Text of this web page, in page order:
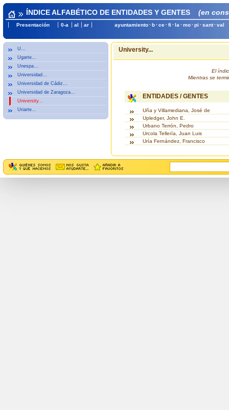
ÍNDICE ALFABÉTICO DE ENTIDADES Y GENTES (en
Presentación 0-a al ar ayuntamiento · b · ce · fi · la · mo · pi · sant · val
U...
Ugarte...
Unespa...
Universidad...
Universidad de Cádiz...
Universidad de Zaragoza...
University...
Uriarte...
University...
El
Mientras se
ENTIDADES / GENTES
Uña y Villamediana, José de
Upledger, John E.
Urbano Terrón, Pedro
Urcola Tellería, Juan Luis
Uría Fernández, Francisco